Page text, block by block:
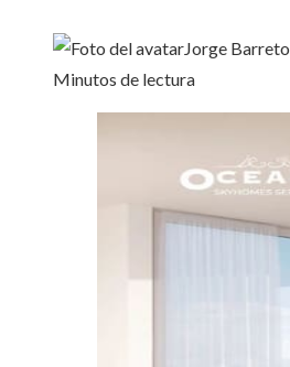
Jorge Barreto
Minutos de lectura